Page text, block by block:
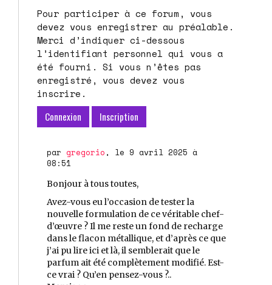
Pour participer à ce forum, vous
devez vous enregistrer au préalable.
Merci d’indiquer ci-dessous
l’identifiant personnel qui vous a
été fourni. Si vous n’êtes pas
enregistré, vous devez vous
inscrire.
Connexion
Inscription
par gregorio , le 9 avril 2025 à
08:51
Bonjour à tous toutes,
Avez-vous eu l’occasion de tester la
nouvelle formulation de ce véritable chef-
d’œuvre ? Il me reste un fond de recharge
dans le flacon métallique, et d’après ce que
j’ai pu lire ici et là, il semblerait que le
parfum ait été complètement modifié. Est-
ce vrai ? Qu’en pensez-vous ?..